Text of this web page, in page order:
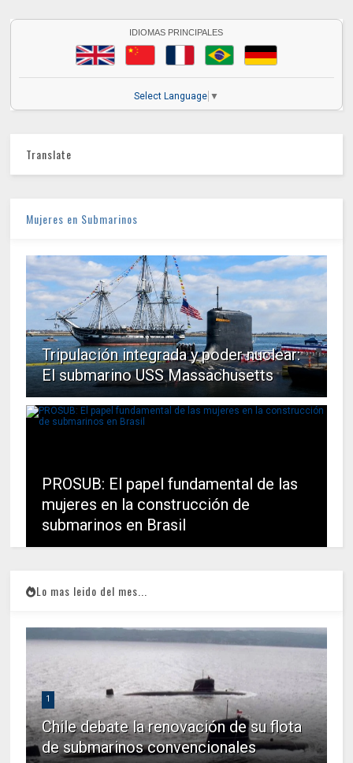
IDIOMAS PRINCIPALES
Select Language ▼
Translate
Mujeres en Submarinos
Tripulación integrada y poder nuclear:
El submarino USS Massachusetts
PROSUB: El papel fundamental de las
mujeres en la construcción de
submarinos en Brasil
Lo mas leido del mes...
1
Chile debate la renovación de su flota
de submarinos convencionales